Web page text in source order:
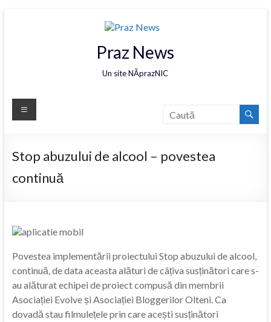
Praz News
Un site NĂprazNIC
Stop abuzului de alcool – povestea
continuă
Povestea implementării proiectului Stop abuzului de alcool,
continuă, de data aceasta alături de câțiva susținători care s-
au alăturat echipei de proiect compusă din membrii
Asociației Evolve și Asociației Bloggerilor Olteni. Ca
dovadă stau filmulețele prin care acești susținători